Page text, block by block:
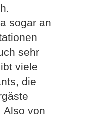
sogar an
sehr
viele
die
Also von